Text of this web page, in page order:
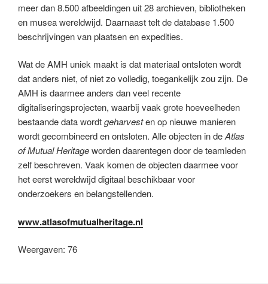
meer dan 8.500 afbeeldingen uit 28 archieven, bibliotheken
en musea wereldwijd. Daarnaast telt de database 1.500
beschrijvingen van plaatsen en expedities.
Wat de AMH uniek maakt is dat materiaal ontsloten wordt
dat anders niet, of niet zo volledig, toegankelijk zou zijn. De
AMH is daarmee anders dan veel recente
digitaliseringsprojecten, waarbij vaak grote hoeveelheden
bestaande data wordtgeharvesten op nieuwe manieren
wordt gecombineerd en ontsloten. Alle objecten in deAtlas
of Mutual Heritageworden daarentegen door de teamleden
zelf beschreven. Vaak komen de objecten daarmee voor
het eerst wereldwijd digitaal beschikbaar voor
onderzoekers en belangstellenden.
www.atlasofmutualheritage.nl
Weergaven: 76